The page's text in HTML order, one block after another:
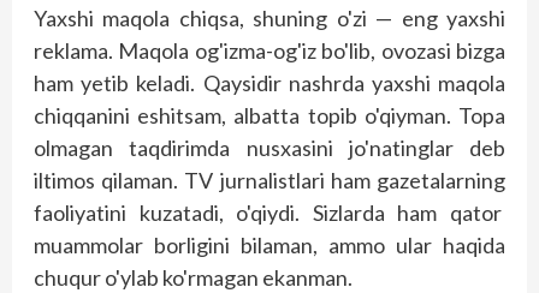
Yaxshi maqola chiqsa, shuning o'zi — eng yaxshi
rek­lama. Maqola og'izma-og'iz bo'lib, ovozasi bizga
ham yetib keladi. Qaysidir nashrda yaxshi maqola
chiqqanini eshitsam, albatta topib o'qiyman. Topa
olmagan taqdirimda nusxasini jo'natinglar deb
iltimos qilaman. TV jurnalistlari ham gazetalarning
faoliyatini kuzatadi, o'qiydi. Sizlarda ham qator
muammolar borligini bilaman, ammo ular haqida
chuqur o'ylab ko'rmagan ekanman.